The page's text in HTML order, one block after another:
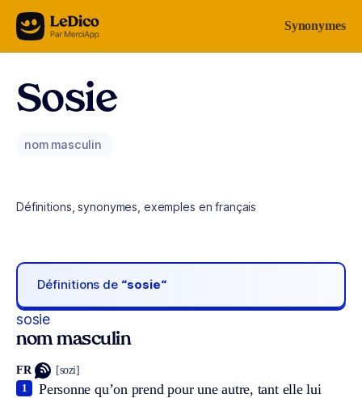
Aller au contenu Synonymes
Sosie
nom masculin
Définitions, synonymes, exemples en français
Définitions de “sosie“
sosie
nom masculin
FR [sozi]
Personne qu’on prend pour une autre, tant elle lui
1